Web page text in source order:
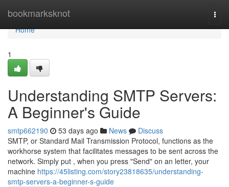
bookmarksknot
Home
Home
1
Understanding SMTP Servers:
A Beginner's Guide
smtp662190 53 days ago News
Discuss
SMTP, or Standard Mail Transmission Protocol, functions as the
workhorse system that facilitates messages to be sent across the
network. Simply put , when you press "Send" on an letter, your
machine https://45listing.com/story23818635/understanding-
smtp-servers-a-beginner-s-guide